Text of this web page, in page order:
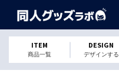
ITEM
商品一覧
DESIGN
デザインする